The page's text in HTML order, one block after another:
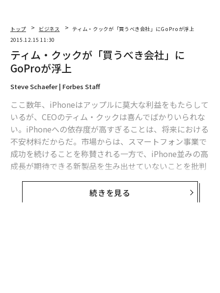
トップ ビジネス
ティム・クックが「買うべき会社」にGoProが浮上
2015.12.15 11:30
ティム・クックが「買うべき会社」に
GoProが浮上
Steve Schaefer | Forbes Staff
ここ数年、iPhoneはアップルに莫大な利益をもたらして
いるが、CEOのティム・クックは喜んでばかりいられな
い。iPhoneへの依存度が高すぎることは、将来における
不安材料だからだ。市場からは、スマートフォン事業で
成功を続けることを称賛される一方で、iPhone並みの高
成長が期待できる新製品を生み出せていないことを批判
されている。クックは、製品開発を補強するために大規
模なM&Aの実施を検討するべきかもしれない。
続きを見る